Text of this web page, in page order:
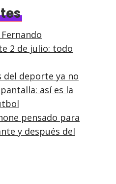
2 de julio: todo
del deporte ya no
así es la
pensado para
y después del